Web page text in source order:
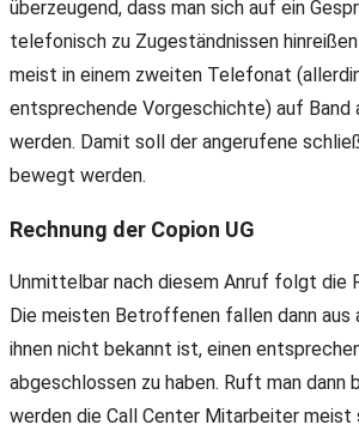
überzeugend, dass man sich auf ein
telefonisch zu Zugeständnissen
meist in einem zweiten Telefonat
entsprechende Vorgeschichte) auf Band
werden. Damit soll der angerufene
bewegt werden.
Rechnung der Copion UG
Unmittelbar nach diesem Anruf folgt die
Die meisten Betroffenen fallen dann aus
ihnen nicht bekannt ist, einen
abgeschlossen zu haben. Ruft man dann
werden die Call Center Mitarbeiter meist